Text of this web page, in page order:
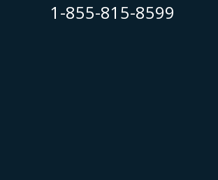
1-855-815-8599